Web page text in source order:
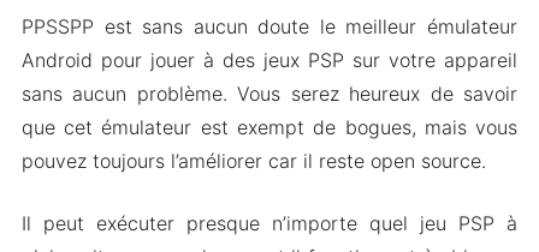
PPSSPP est sans aucun doute le meilleur émulateur
Android pour jouer à des jeux PSP sur votre appareil
sans aucun problème. Vous serez heureux de savoir
que cet émulateur est exempt de bogues, mais vous
pouvez toujours l’améliorer car il reste open source.
Il peut exécuter presque n’importe quel jeu PSP à